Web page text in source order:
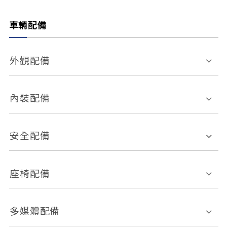
車輛配備
外觀配備
電動天窗
後視鏡方向指示燈
內裝配備
多功能方向盤
恆溫空調
安全配備
前座正面氣囊
ABS防鎖死
座椅配備
皮椅
多媒體配備